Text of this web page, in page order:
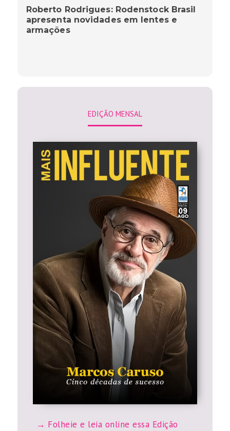
Roberto Rodrigues: Rodenstock Brasil
apresenta novidades em lentes e
armações
EDIÇÃO MENSAL
Folheie e leia online essa Edição